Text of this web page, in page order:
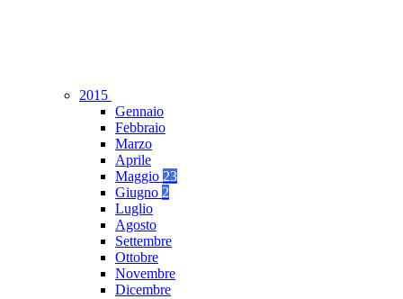
2015
Gennaio
Febbraio
Marzo
Aprile
Maggio 23
Giugno 2
Luglio
Agosto
Settembre
Ottobre
Novembre
Dicembre